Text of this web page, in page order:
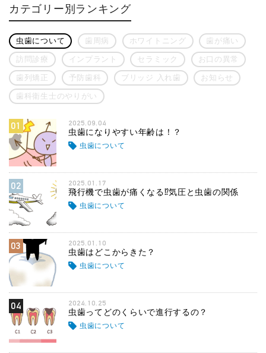
カテゴリー別ランキング
虫歯について 歯周病 ホワイトニング 歯が痛い
訪問診療 インプラント セラミック お口の異常
歯列矯正 予防歯科 ブリッジ 入れ歯 お知らせ
歯科衛生士のやりがい
01 2025.09.04
虫歯になりやすい年齢は！？
虫歯について
02 2025.01.17
飛行機で虫歯が痛くなる⁉気圧と虫歯の関係
虫歯について
03 2025.01.10
虫歯はどこからきた？
虫歯について
04 2024.10.25
虫歯ってどのくらいで進行するの？
虫歯について